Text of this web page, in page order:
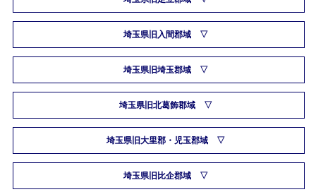
埼玉県旧入間郡域
埼玉県旧埼玉郡域
埼玉県旧北葛飾郡域
埼玉県旧大里郡・児玉郡域
埼玉県旧比企郡域